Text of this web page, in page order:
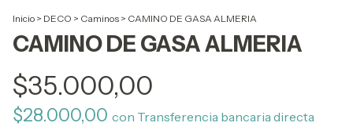
Inicio > DECO > Caminos > CAMINO DE GASA ALMERIA
CAMINO DE GASA ALMERIA
$35.000,00
$28.000,00 con Transferencia bancaria directa